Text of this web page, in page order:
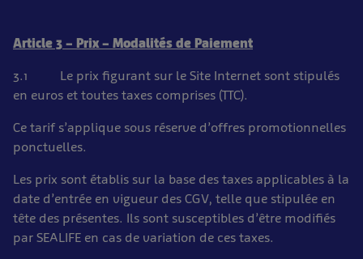
Article 3 – Prix – Modalités de Paiement
3.1 Le prix figurant sur le Site Internet sont stipulés
en euros et toutes taxes comprises (TTC).
Ce tarif s’applique sous réserve d’offres promotionnelles
ponctuelles.
Les prix sont établis sur la base des taxes applicables à la
date d’entrée en vigueur des CGV, telle que stipulée en
tête des présentes. Ils sont susceptibles d’être modifiés
par SEALIFE en cas de variation de ces taxes.